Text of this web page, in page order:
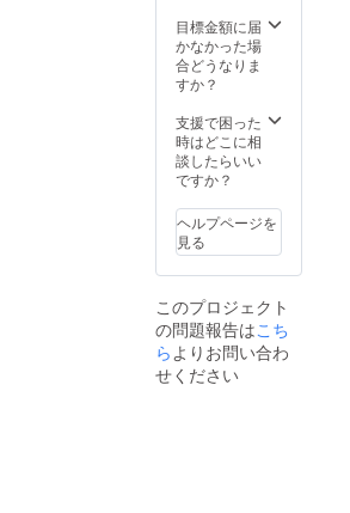
及び差
額など
の返金
す。
の換金
及び差
額など
かねま
す。
の返金
は出来
かねま
レーニ
ング ・
世界一
周旅の
ルティ
ング ・
企業コ
ンサル
10億円
未満）
・人生
相談で
しみな
く今ま
での人
生の集
大成の
目標金額に届
かなかった場
合どうなりま
すか？
支援で困った
時はどこに相
談したらいい
ですか？
ヘルプページを
見る
このプロジェクト
の問題報告はこち
らよりお問い合わ
せください